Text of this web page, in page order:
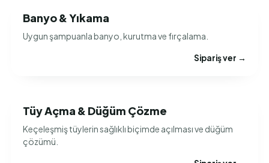
Banyo & Yıkama
Uygun şampuanla banyo, kurutma ve fırçalama.
Sipariş ver →
Tüy Açma & Düğüm Çözme
Keçeleşmiş tüylerin sağlıklı biçimde açılması ve düğüm
çözümü.